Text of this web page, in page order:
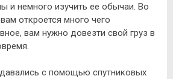
и немного изучить ее обычаи. Во
откроется много чего
вам нужно довезти свой груз в
с помощью спутниковых